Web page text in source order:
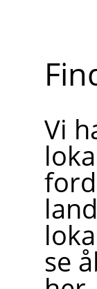
Vi
se